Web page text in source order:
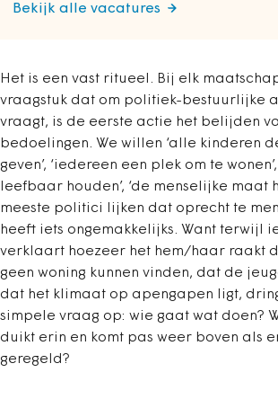
Bekijk alle vacatures
Het is een vast ritueel. Bij elk
vraagstuk dat om politiek-bestuurlijke
vraagt, is de eerste actie het belijden
bedoelingen. We willen ‘alle kinderen
geven’, ‘iedereen een plek om te
leefbaar houden’, ‘de menselijke maat
meeste politici lijken dat oprecht te
heeft iets ongemakkelijks. Want terwijl
verklaart hoezeer het hem/haar raakt
geen woning kunnen vinden, dat de
dat het klimaat op apengapen ligt,
simpele vraag op: wie gaat wat doen?
duikt erin en komt pas weer boven als
geregeld?